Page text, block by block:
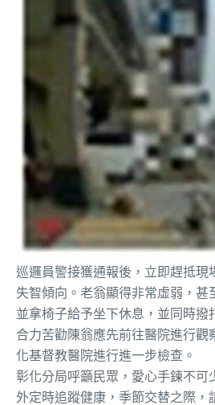
巡邏員警接獲通報後，立即趕抵
失智傾向。老翁顯得非常虛弱，
並拿椅子給予坐下休息，並同時
合力苦勸陳翁應先前往醫院進行
化基督教醫院進行進一步檢查。
彰化分局呼籲民眾，愛心手鍊不
外定時追蹤健康，季節交替之際，